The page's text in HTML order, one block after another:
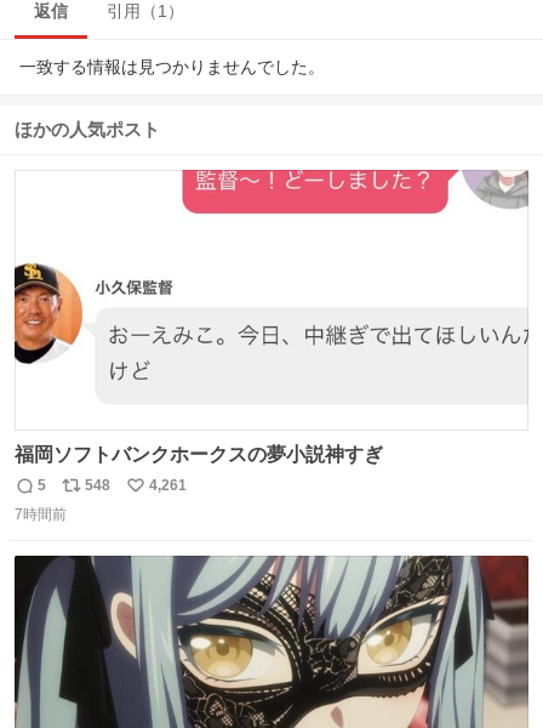
返信 引用（1）
一致する情報は見つかりませんでした。
ほかの人気ポスト
福岡ソフトバンクホークスの夢小説神すぎ
返
信
5
リ
ポ
数
548
い
数
4,261
7時間前